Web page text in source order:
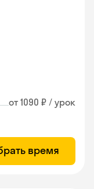
от 1090 ₽ / урок
время